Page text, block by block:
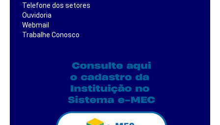
Telefone dos setores
Ouvidoria
Webmail
Trabalhe Conosco